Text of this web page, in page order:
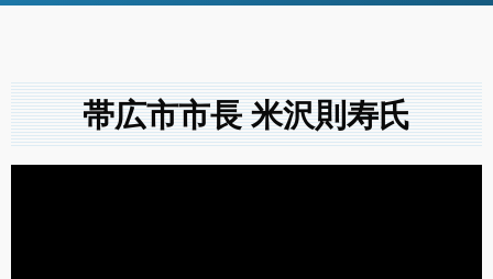
帯広市市長 米沢則寿氏